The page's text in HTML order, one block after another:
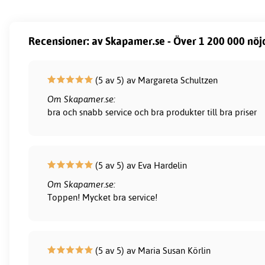
Recensioner: av Skapamer.se - Över 1 200 000
(5 av 5) av Margareta Schultzen
Om Skapamer.se:
bra och snabb service och bra produkter till bra priser
(5 av 5) av Eva Hardelin
Om Skapamer.se:
Toppen! Mycket bra service!
(5 av 5) av Maria Susan Körlin